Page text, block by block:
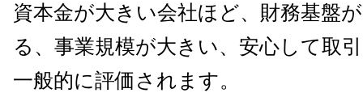
資本金が大きい会社ほど、財務基盤
る、事業規模が大きい、安心して取
一般的に評価されます。